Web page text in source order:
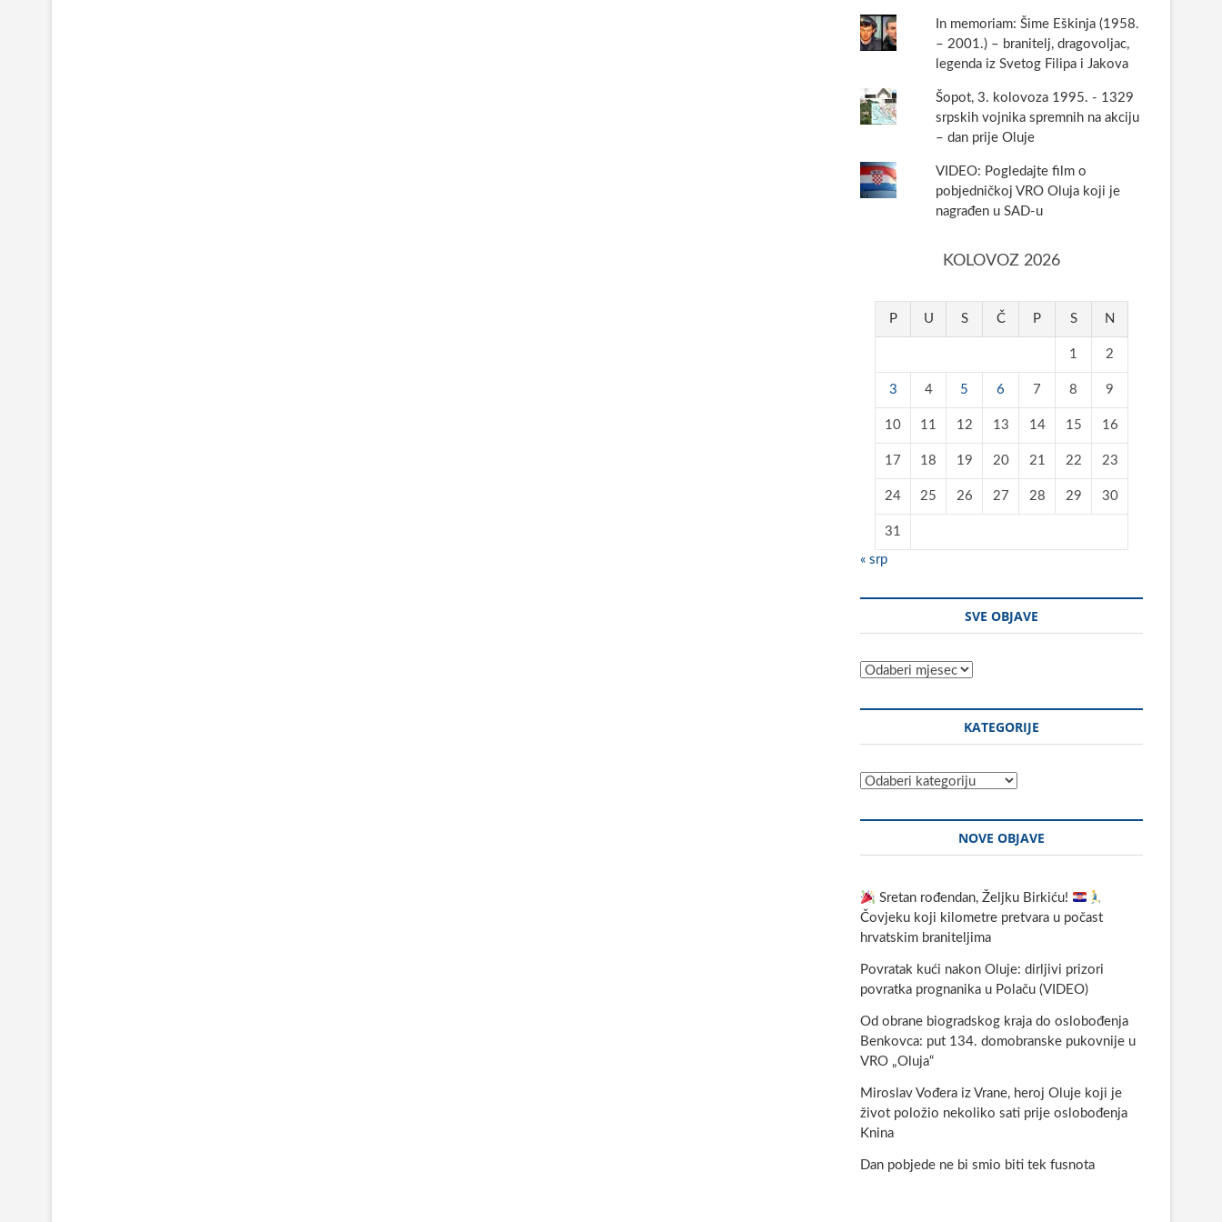
In memoriam: Šime Eškinja (1958.
– 2001.) – branitelj, dragovoljac,
legenda iz Svetog Filipa i Jakova
Šopot, 3. kolovoza 1995. - 1329
srpskih vojnika spremnih na akciju
– dan prije Oluje
VIDEO: Pogledajte film o
pobjedničkoj VRO Oluja koji je
nagrađen u SAD-u
KOLOVOZ 2026
P U S Č P S N
1 2
3 4 5 6 7 8 9
10 11 12 13 14 15 16
17 18 19 20 21 22 23
24 25 26 27 28 29 30
31
« srp
SVE OBJAVE
Sve
KATEGORIJE
Kategorije
NOVE OBJAVE
Sretan rođendan, Željku Birkiću!
Čovjeku koji kilometre pretvara u počast
hrvatskim braniteljima
Povratak kući nakon Oluje: dirljivi prizori
povratka prognanika u Polaču (VIDEO)
Od obrane biogradskog kraja do oslobođenja
Benkovca: put 134. domobranske pukovnije u
VRO „Oluja“
Miroslav Vođera iz Vrane, heroj Oluje koji je
život položio nekoliko sati prije oslobođenja
Knina
Dan pobjede ne bi smio biti tek fusnota